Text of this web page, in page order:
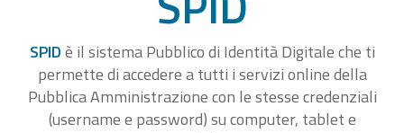
SPIDè il sistema Pubblico di Identità Digitale che ti
permette di accedere a tutti i servizi online della
Pubblica Amministrazione con le stesse credenziali
(username e password) su computer, tablet e